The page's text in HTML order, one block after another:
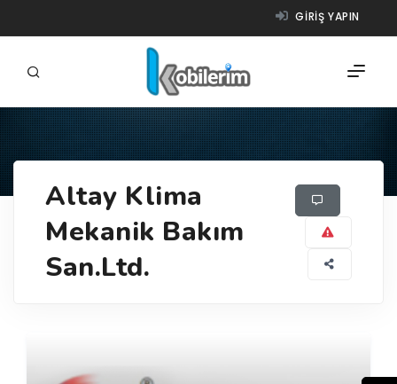
GIRIŞ YAPIN
ÜRÜNLER
Altay Klima
Mekanik Bakım
San.Ltd.